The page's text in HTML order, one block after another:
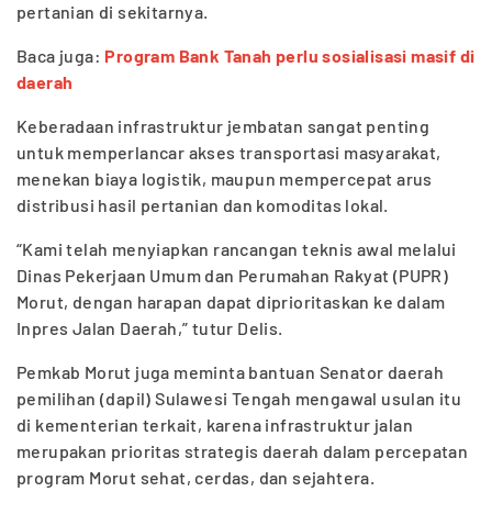
pertanian di sekitarnya.
Baca juga: Program Bank Tanah perlu sosialisasi masif di
daerah
Keberadaan infrastruktur jembatan sangat penting
untuk memperlancar akses transportasi masyarakat,
menekan biaya logistik, maupun mempercepat arus
distribusi hasil pertanian dan komoditas lokal.
“Kami telah menyiapkan rancangan teknis awal melalui
Dinas Pekerjaan Umum dan Perumahan Rakyat (PUPR)
Morut, dengan harapan dapat diprioritaskan ke dalam
Inpres Jalan Daerah,” tutur Delis.
Pemkab Morut juga meminta bantuan Senator daerah
pemilihan (dapil) Sulawesi Tengah mengawal usulan itu
di kementerian terkait, karena infrastruktur jalan
merupakan prioritas strategis daerah dalam percepatan
program Morut sehat, cerdas, dan sejahtera.